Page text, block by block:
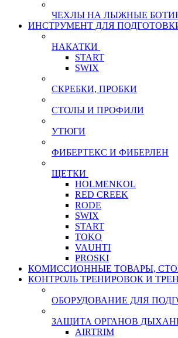
ЧЕХЛЫ НА ЛЫЖНЫЕ
ИНСТРУМЕНТ ДЛЯ
НАКАТКИ
START
SWIX
СКРЕБКИ, ПРОБКИ
СТОЛЫ И ПРОФИЛИ
УТЮГИ
ФИБЕРТЕКС И ФИБЕРЛЕН
ЩЕТКИ
HOLMENKOL
RED CREEK
RODE
SWIX
START
TOKO
VAUHTI
PROSKI
КОМИССИОННЫЕ ТОВАРЫ,
КОНТРОЛЬ ТРЕНИРОВОК И
ОБОРУДОВАНИЕ ДЛЯ
ЗАЩИТА ОРГАНОВ
AIRTRIM